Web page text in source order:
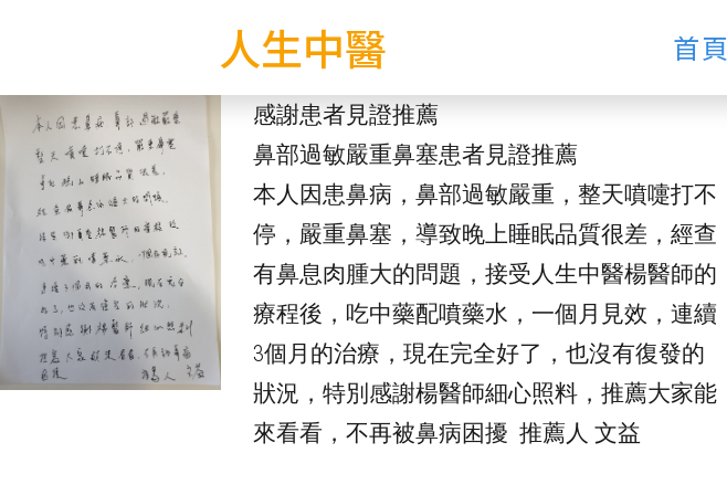
人生中醫 首頁
感謝患者見證推薦
鼻部過敏嚴重鼻塞患者見證推薦
本人因患鼻病，鼻部過敏嚴重，整天噴嚏打不
停，嚴重鼻塞，導致晚上睡眠品質很差，經查
有鼻息肉腫大的問題，接受人生中醫楊醫師的
療程後，吃中藥配噴藥水，一個月見效，連續
3個月的治療，現在完全好了，也沒有復發的
狀況，特別感謝楊醫師細心照料，推薦大家能
來看看，不再被鼻病困擾 推薦人 文益